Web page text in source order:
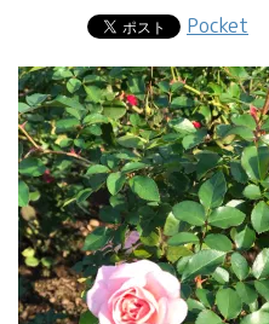
Pocket